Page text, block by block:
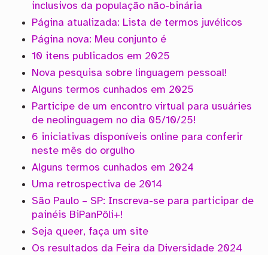
inclusivos da população não-binária
Página atualizada: Lista de termos juvélicos
Página nova: Meu conjunto é
10 itens publicados em 2025
Nova pesquisa sobre linguagem pessoal!
Alguns termos cunhados em 2025
Participe de um encontro virtual para usuáries
de neolinguagem no dia 05/10/25!
6 iniciativas disponíveis online para conferir
neste mês do orgulho
Alguns termos cunhados em 2024
Uma retrospectiva de 2014
São Paulo – SP: Inscreva-se para participar de
painéis BiPanPôli+!
Seja queer, faça um site
Os resultados da Feira da Diversidade 2024